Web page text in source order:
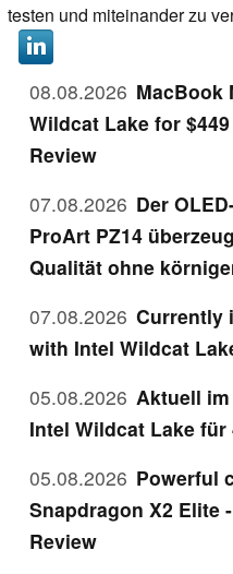
testen und miteinander zu
08.08.2026 MacBook
Wildcat Lake for
Review
07.08.2026 Der
ProArt PZ14
Qualität ohne
07.08.2026 Currently
with Intel Wildcat
05.08.2026 Aktuell
Intel Wildcat Lake für
05.08.2026 Powerful
Snapdragon X2 Elite
Review